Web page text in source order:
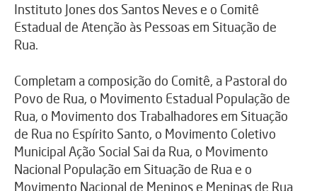
Instituto Jones dos Santos Neves e o Comitê
Estadual de Atenção às Pessoas em Situação de
Rua.
Completam a composição do Comitê, a Pastoral do
Povo de Rua, o Movimento Estadual População de
Rua, o Movimento dos Trabalhadores em Situação
de Rua no Espírito Santo, o Movimento Coletivo
Municipal Ação Social Sai da Rua, o Movimento
Nacional População em Situação de Rua e o
Movimento Nacional de Meninos e Meninas de Rua